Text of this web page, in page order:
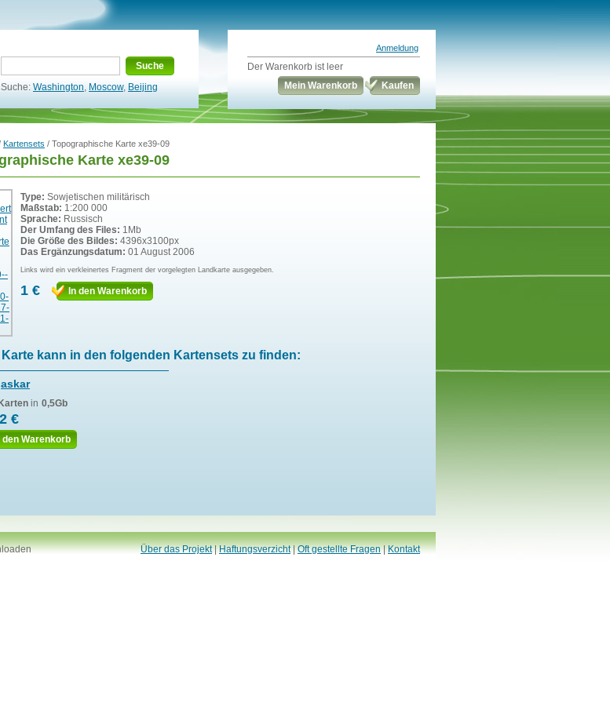
Suche
Suche: Washington, Moscow, Beijing
Anmeldung
Der Warenkorb ist leer
Mein Warenkorb
Kaufen
Kartensets / Topographische Karte xe39-09
Karte xe39-09
Type: Sowjetischen militärisch
Maßstab: 1:200 000
Sprache: Russisch
Der Umfang des Files: 1Mb
Die Größe des Bildes: 4396x3100px
Das Ergänzungsdatum: 01 August 2006
Links wird ein verkleinertes Fragment der vorgelegten Landkarte ausgegeben.
1 € In den Warenkorb
Karte kann in den folgenden Kartensets zu finden:
in 0,5Gb
€
den Warenkorb
Über das Projekt|Haftungsverzicht|Oft gestellte Fragen|Kontakt